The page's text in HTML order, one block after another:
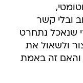
ובלי קשר
שנאכל נתחרט
ולשאול את
והאם זה באמת